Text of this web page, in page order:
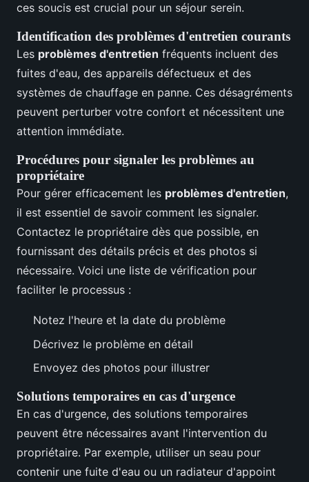
ces soucis est crucial pour un séjour serein.
Identification des problèmes d'entretien courants
Les problèmes d'entretien fréquents incluent des
fuites d'eau, des appareils défectueux et des
systèmes de chauffage en panne. Ces désagréments
peuvent perturber votre confort et nécessitent une
attention immédiate.
Procédures pour signaler les problèmes au
propriétaire
Pour gérer efficacement les problèmes d'entretien,
il est essentiel de savoir comment les signaler.
Contactez le propriétaire dès que possible, en
fournissant des détails précis et des photos si
nécessaire. Voici une liste de vérification pour
faciliter le processus :
Notez l'heure et la date du problème
Décrivez le problème en détail
Envoyez des photos pour illustrer
Solutions temporaires en cas d'urgence
En cas d'urgence, des solutions temporaires
peuvent être nécessaires avant l'intervention du
propriétaire. Par exemple, utiliser un seau pour
contenir une fuite d'eau ou un radiateur d'appoint